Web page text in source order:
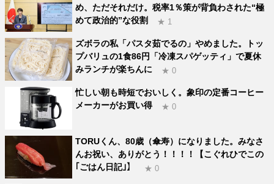
め、ただそれだけ。税率1％策が背負わされた“極
めて政治的”な役割
★ 1
ズボラの私「パスタ茹でるの」やめました。トッ
プバリュの1食86円「冷凍スパゲッティ」で夏休
みランチが楽ちんに
★ 0
忙しい朝も時短でおいしく。象印の定番コーヒー
メーカーがお買い得
★ 0
TORUくん、80歳（傘寿）になりました。みなさ
んお祝い、ありがとう！！！！【こぐれひでこの
｢ごはん日記｣】
★ 0